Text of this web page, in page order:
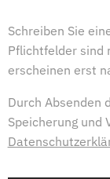
Schreiben Sie
Pflichtfelder sind
erscheinen erst
Durch Absenden
Speicherung und